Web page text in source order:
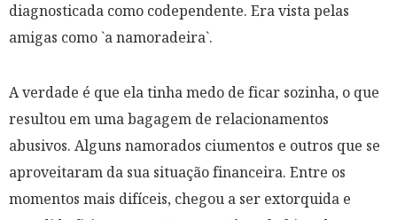
diagnosticada como codependente. Era vista pelas
amigas como `a namoradeira`.
A verdade é que ela tinha medo de ficar sozinha, o que
resultou em uma bagagem de relacionamentos
abusivos. Alguns namorados ciumentos e outros que se
aproveitaram da sua situação financeira. Entre os
momentos mais difíceis, chegou a ser extorquida e